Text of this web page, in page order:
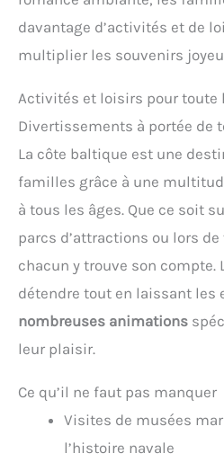
davantage d’activités et de
multiplier les souvenirs
Activités et loisirs pour toute
Divertissements à portée de
La côte baltique est une
familles grâce à une
à tous les âges. Que ce soit
parcs d’attractions ou lors
chacun y trouve son compte.
détendre tout en laissant les
nombreuses animations
leur plaisir.
Ce qu’il ne faut pas manquer
Visites de musées
l’histoire navale